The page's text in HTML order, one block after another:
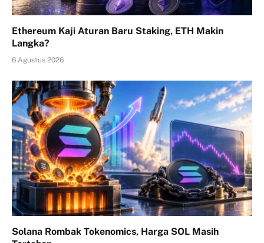
Ethereum Kaji Aturan Baru Staking, ETH Makin
Langka?
6 Agustus 2026
Solana Rombak Tokenomics, Harga SOL Masih